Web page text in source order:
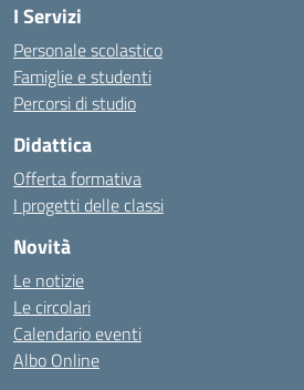
I Servizi
Personale scolastico
Famiglie e studenti
Percorsi di studio
Didattica
Offerta formativa
I progetti delle classi
Novità
Le notizie
Le circolari
Calendario eventi
Albo Online